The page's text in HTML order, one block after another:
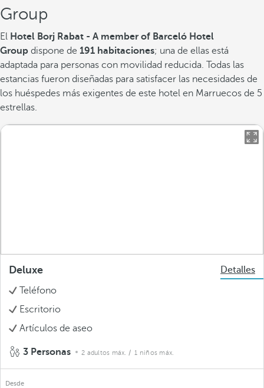
Group
El Hotel Borj Rabat - A member of Barceló Hotel
Group dispone de 191 habitaciones; una de ellas está
adaptada para personas con movilidad reducida. Todas las
estancias fueron diseñadas para satisfacer las necesidades de
los huéspedes más exigentes de este hotel en Marruecos de 5
estrellas.
Deluxe
Detalles
Teléfono
Escritorio
Artículos de aseo
3 Personas 2 adultos máx. / 1 niños máx.
Desde